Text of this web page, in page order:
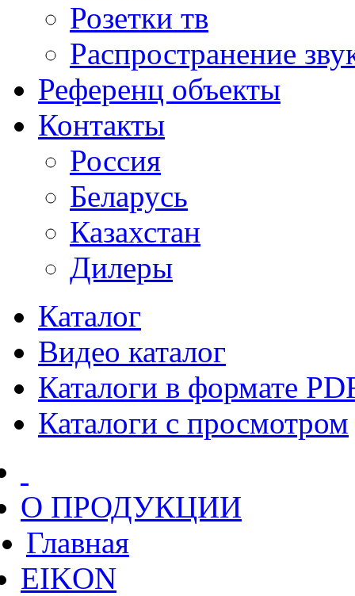
Розетки тв
Распространение
Референц объекты
Контакты
Россия
Беларусь
Казахстан
Дилеры
Каталог
Видео каталог
Каталоги в формате
Каталоги с просмотром
О ПРОДУКЦИИ
Главная
EIKON